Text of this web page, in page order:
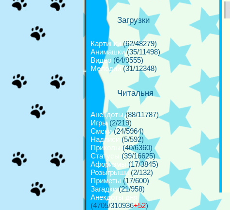
Загрузки
Картинки
(62/48279)
Анимашки(35/11498)
Видео (64/9555)
Мелодии
(31/12348)
Читальня
Анекдоты(88/11787)
Игры(2/219)
Смски(24/5964)
Надписи
(5/592)
Приколы
(40/6360)
Cтатусы
(39/16625)
Афоризмы
(17/3845)
Розыгрыши(2/132)
Приметы (17/600)
Загадки(21/958)
Анекдоты дня
(4705/310936+52)